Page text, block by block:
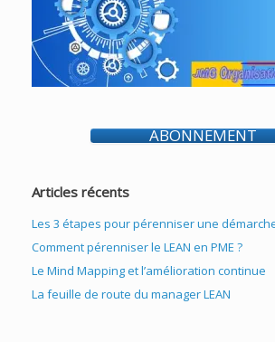
ABONNEMENT
Articles récents
Les 3 étapes pour pérenniser une
Comment pérenniser le LEAN en PME ?
Le Mind Mapping et l’amélioration continue
La feuille de route du manager LEAN